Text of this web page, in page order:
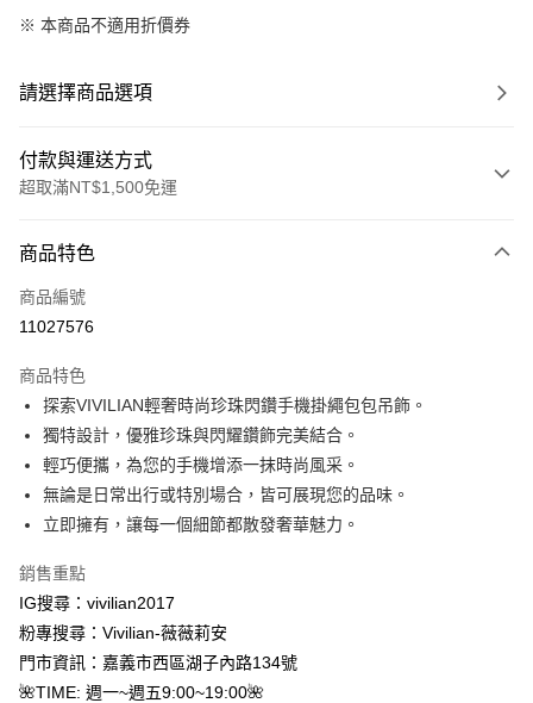
※ 本商品不適用折價券
請選擇商品選項
付款與運送方式
超取滿NT$1,500免運
信用卡一次付款
信用卡分期付款
合作金庫商業銀行
華南商業銀行
彰化商業銀行
上海商業儲蓄銀行
台北富邦商業銀行
國泰世華商業銀行
兆豐國際商業銀行
臺灣中小企業銀行
台中商業銀行
匯豐（台灣）商業銀行
華泰商業銀行
聯邦商業銀行
遠東國際商業銀行
元大商業銀行
台新國際商業銀行
台灣樂天信用卡公司
超商取貨付款
LINE Pay
Apple Pay
街口支付
悠遊付
Google Pay
大哥付你分期
相關說明
商品特色
商品編號
11027576
商品特色
探索VIVILIAN輕奢時尚珍珠閃鑽手機掛繩包包吊飾。
獨特設計，優雅珍珠與閃耀鑽飾完美結合。
輕巧便攜，為您的手機增添一抹時尚風采。
無論是日常出行或特別場合，皆可展現您的品味。
立即擁有，讓每一個細節都散發奢華魅力。
銷售重點
IG搜尋：vivilian2017
粉專搜尋：Vivilian-薇薇莉安
門市資訊：嘉義市西區湖子內路134號
🌺TIME: 週一~週五9:00~19:00🌺